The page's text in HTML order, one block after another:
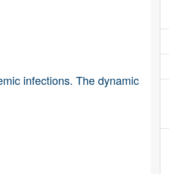
infections. The dynamic